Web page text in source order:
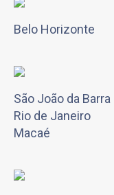
Belo Horizonte
São João da Barra
Rio de Janeiro
Macaé